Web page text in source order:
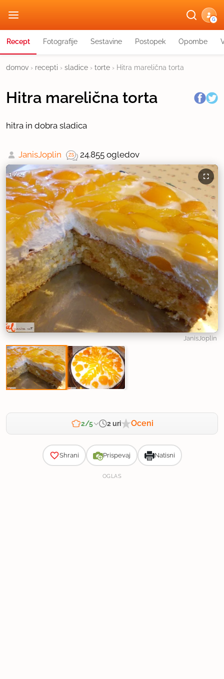
G
Recept Fotografije Sestavine Postopek Opombe
domov › recepti › sladice › torte › Hitra marelična torta
Hitra marelična torta
hitra in dobra sladica
JanisJoplin 24.855 ogledov
1/2
JanisJoplin
2/5 2 uri Oceni
Shrani Prispevaj Natisni
OGLAS